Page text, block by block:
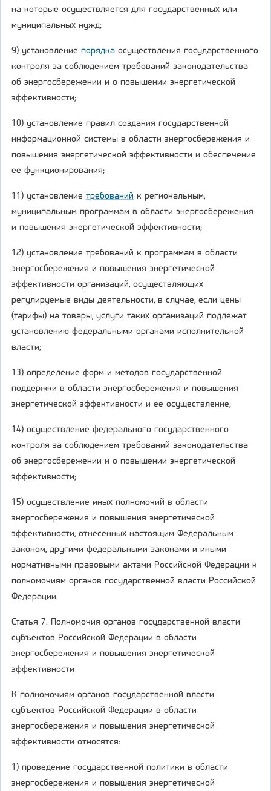
на которые осуществляется для государственных или
муниципальных нужд;
9) установление порядка осуществления государственного
контроля за соблюдением требований законодательства
об энергосбережении и о повышении энергетической
эффективности;
10) установление правил создания государственной
информационной системы в области энергосбережения и
повышения энергетической эффективности и обеспечение
ее функционирования;
11) установление требований к региональным,
муниципальным программам в области энергосбережения
и повышения энергетической эффективности;
12) установление требований к программам в области
энергосбережения и повышения энергетической
эффективности организаций, осуществляющих
регулируемые виды деятельности, в случае, если цены
(тарифы) на товары, услуги таких организаций подлежат
установлению федеральными органами исполнительной
власти;
13) определение форм и методов государственной
поддержки в области энергосбережения и повышения
энергетической эффективности и ее осуществление;
14) осуществление федерального государственного
контроля за соблюдением требований законодательства
об энергосбережении и о повышении энергетической
эффективности;
15) осуществление иных полномочий в области
энергосбережения и повышения энергетической
эффективности, отнесенных настоящим Федеральным
законом, другими федеральными законами и иными
нормативными правовыми актами Российской Федерации к
полномочиям органов государственной власти Российской
Федерации.
Статья 7. Полномочия органов государственной власти
субъектов Российской Федерации в области
энергосбережения и повышения энергетической
эффективности
К полномочиям органов государственной власти
субъектов Российской Федерации в области
энергосбережения и повышения энергетической
эффективности относятся:
1) проведение государственной политики в области
энергосбережения и повышения энергетической